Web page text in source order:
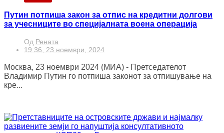
Путин потпиша закон за отпис на кредитни долгови
за учесниците во специјалната воена операција
Од Рената
19:36, 23 ноември, 2024
Москва, 23 ноември 2024 (МИА) - Претседателот
Владимир Путин го потпиша законот за отпишување на
кре...